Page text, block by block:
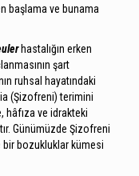
başlama ve bunama
hastalığın erken
şart
ruhsal hayatındaki
(Şizofreni) terimini
hâfıza ve idrakteki
Günümüzde Şizofreni
bir bozukluklar kümesi